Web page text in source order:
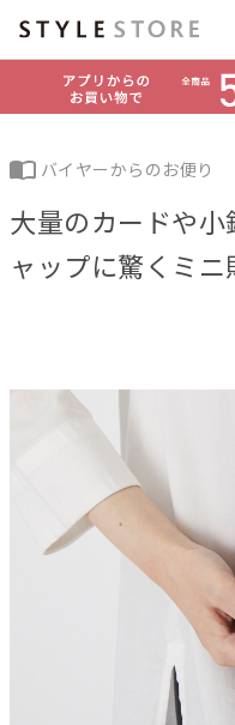
バイヤーからのお便り
大量のカードや
ャップに驚くミニ